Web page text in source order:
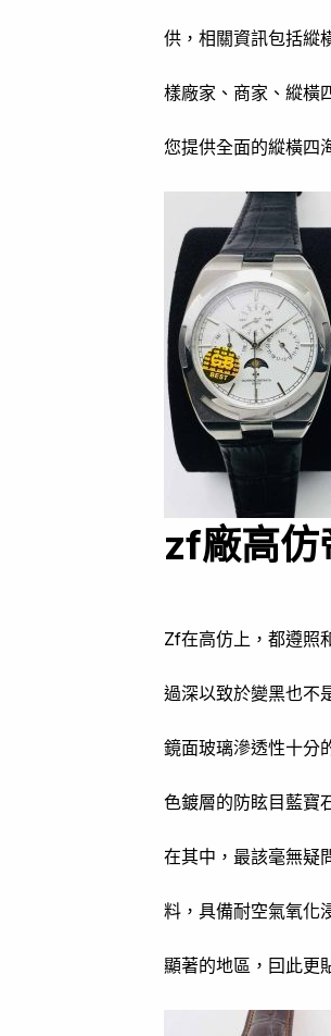
供，相關資訊包括縱
樣廠家、商家、縱橫
您提供全面的縱橫四
zf廠高仿
Zf在高仿上，都遵照
過深以致於變黑也不
鏡面玻璃滲透性十分
色鍍層的防眩目藍寶
在其中，最該毫無疑
料，具備耐空氣氧化
顯著的地區，囙此更